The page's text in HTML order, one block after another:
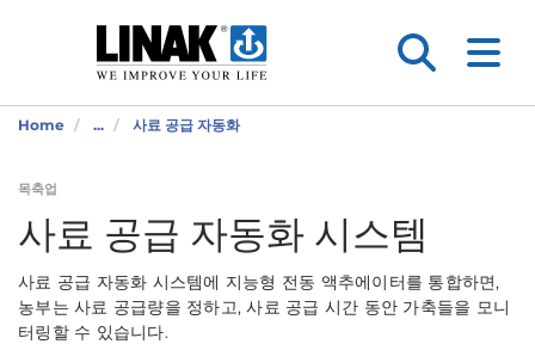
Home ... 사료 공급 자동화
목축업
사료 공급 자동화 시스템
사료 공급 자동화 시스템에 지능형 전동 액추에이터를 통합하면,
농부는 사료 공급량을 정하고, 사료 공급 시간 동안 가축들을 모니
터링할 수 있습니다.